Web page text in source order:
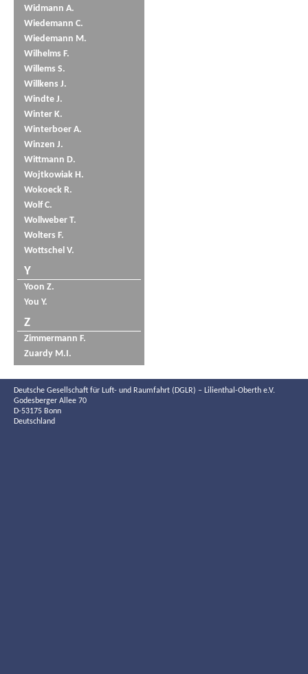
Widmann A.
Wiedemann C.
Wiedemann M.
Wilhelms F.
Willems S.
Willkens J.
Windte J.
Winter K.
Winterboer A.
Winzen J.
Wittmann D.
Wojtkowiak H.
Wokoeck R.
Wolf C.
Wollweber T.
Wolters F.
Wottschel V.
Y
Yoon Z.
You Y.
Z
Zimmermann F.
Zuardy M.I.
Deutsche Gesellschaft für Luft- und Raumfahrt (DGLR) – Lilienthal-Oberth e.V.
Godesberger Allee 70
D-53175 Bonn
Deutschland